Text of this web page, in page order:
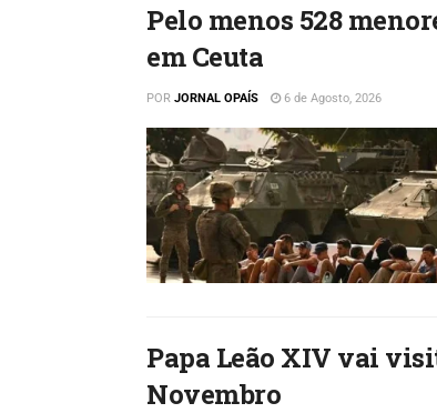
Pelo menos 528
em Ceuta
POR JORNAL OPAÍS 6 de Agosto, 2026
Papa Leão XIV vai
Novembro